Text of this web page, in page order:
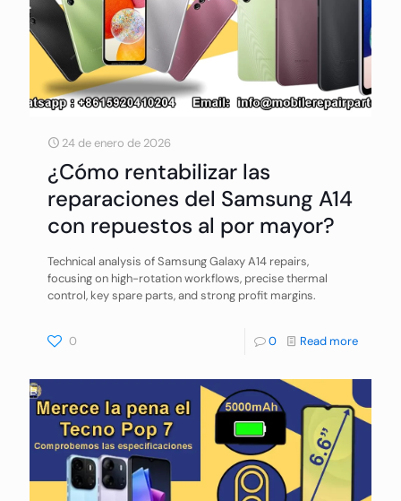
24 de enero de 2026
¿Cómo rentabilizar las
reparaciones del Samsung A14
con repuestos al por mayor?
Technical analysis of Samsung Galaxy A14 repairs,
focusing on high-rotation workflows, precise thermal
control, key spare parts, and strong profit margins.
0 0 Read more